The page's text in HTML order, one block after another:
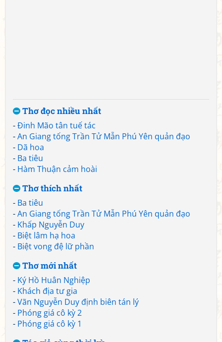
Thơ đọc nhiều nhất
-Đinh Mão tân tuế tác
-An Giang tống Trần Tử Mẫn Phú Yên quản đạo
- Dã hoa
- Ba tiêu
- Hàm Thuận cảm hoài
Thơ thích nhất
- Ba tiêu
-An Giang tống Trần Tử Mẫn Phú Yên quản đạo
- Khấp Nguyễn Duy
- Biệt lâm hạ hoa
- Biệt vong đệ lữ phần
Thơ mới nhất
- Ký Hồ Huân Nghiệp
- Khách địa tư gia
-Vãn Nguyễn Duy định biên tán lý
- Phóng giá cô kỳ 2
- Phóng giá cô kỳ 1